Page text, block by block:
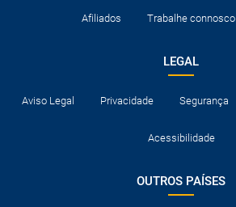
Afiliados Trabalhe connosco
LEGAL
Aviso Legal Privacidade Segurança
Acessibilidade
OUTROS PAÍSES